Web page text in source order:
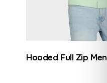
Hooded Full Zip Men